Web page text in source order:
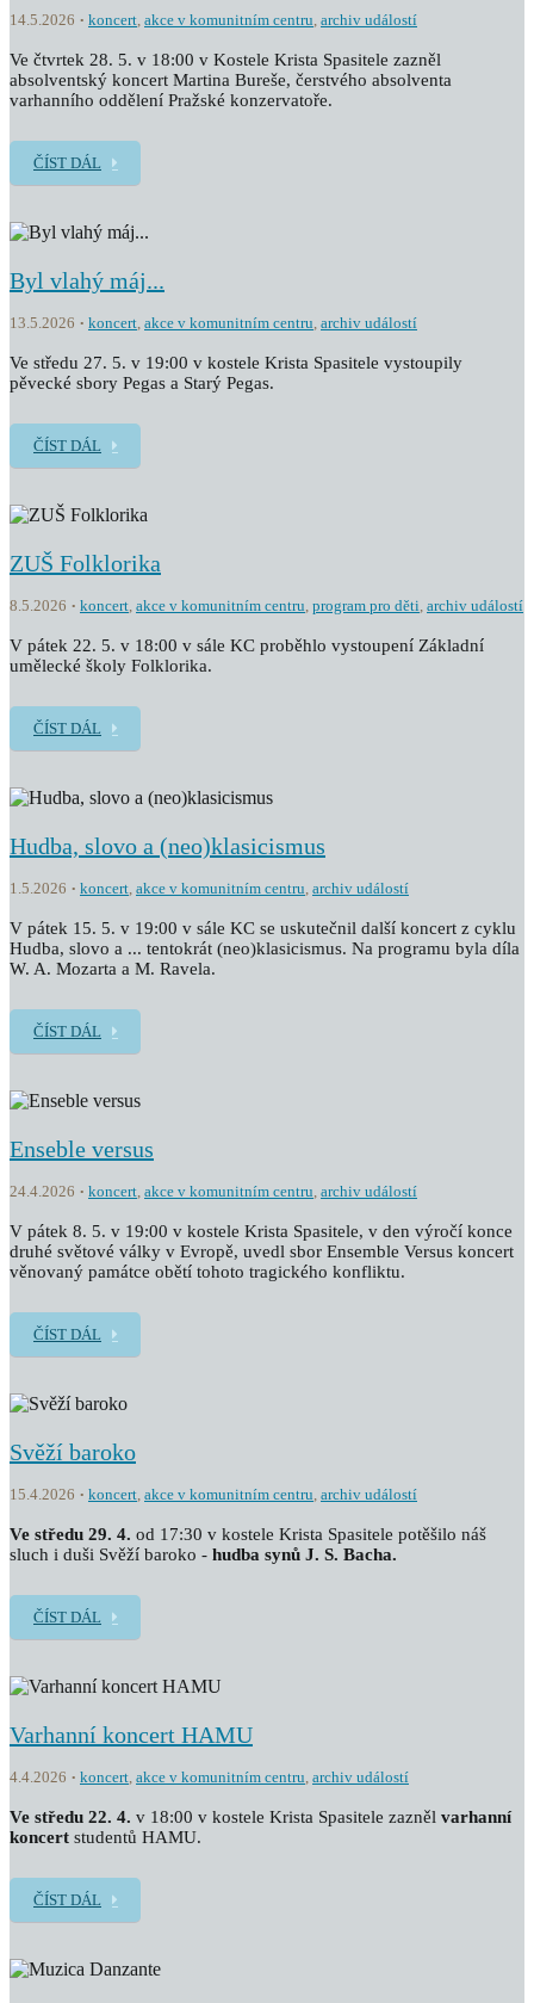
14.5.2026 koncert, akce v komunitním centru, archiv událostí
Ve čtvrtek 28. 5. v 18:00 v Kostele Krista Spasitele zazněl
absolventský koncert Martina Bureše, čerstvého absolventa
varhanního oddělení Pražské konzervatoře.
ČÍST DÁL
Byl vlahý máj...
13.5.2026 koncert, akce v komunitním centru, archiv událostí
Ve středu 27. 5. v 19:00 v kostele Krista Spasitele vystoupily
pěvecké sbory Pegas a Starý Pegas.
ČÍST DÁL
ZUŠ Folklorika
8.5.2026 koncert, akce v komunitním centru, program pro děti, archiv událostí
V pátek 22. 5. v 18:00 v sále KC proběhlo vystoupení Základní
umělecké školy Folklorika.
ČÍST DÁL
Hudba, slovo a (neo)klasicismus
1.5.2026 koncert, akce v komunitním centru, archiv událostí
V pátek 15. 5. v 19:00 v sále KC se uskutečnil další koncert z cyklu
Hudba, slovo a ... tentokrát (neo)klasicismus. Na programu byla díla
W. A. Mozarta a M. Ravela.
ČÍST DÁL
Enseble versus
24.4.2026 koncert, akce v komunitním centru, archiv událostí
V pátek 8. 5. v 19:00 v kostele Krista Spasitele, v den výročí konce
druhé světové války v Evropě, uvedl sbor Ensemble Versus koncert
věnovaný památce obětí tohoto tragického konfliktu.
ČÍST DÁL
Svěží baroko
15.4.2026 koncert, akce v komunitním centru, archiv událostí
Ve středu 29. 4. od 17:30 v kostele Krista Spasitele potěšilo náš
sluch i duši Svěží baroko - hudba synů J. S. Bacha.
ČÍST DÁL
Varhanní koncert HAMU
4.4.2026 koncert, akce v komunitním centru, archiv událostí
Ve středu 22. 4. v 18:00 v kostele Krista Spasitele zazněl varhanní
koncert studentů HAMU.
ČÍST DÁL